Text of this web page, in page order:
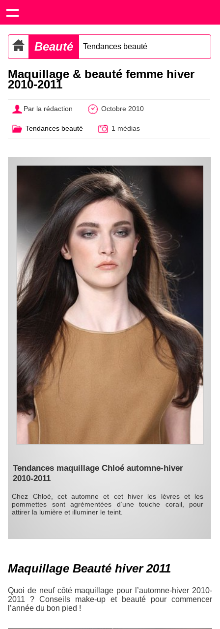
Beauté Tendances beauté
Maquillage & beauté femme hiver
2010-2011
Par la rédaction Octobre 2010
Tendances beauté 1 médias
Tendances maquillage Chloé automne-hiver
2010-2011
Chez Chloé, cet automne et cet hiver les lèvres et les
pommettes sont agrémentées d’une touche corail, pour
attirer la lumière et illuminer le teint.
Maquillage Beauté hiver 2011
Quoi de neuf côté maquillage pour l’automne-hiver 2010-
2011 ? Conseils make-up et beauté pour commencer
l’année du bon pied !